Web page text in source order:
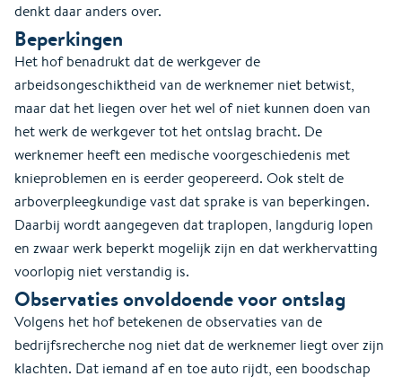
denkt daar anders over.
Beperkingen
Het hof benadrukt dat de werkgever de
arbeidsongeschiktheid van de werknemer niet betwist,
maar dat het liegen over het wel of niet kunnen doen van
het werk de werkgever tot het ontslag bracht. De
werknemer heeft een medische voorgeschiedenis met
knieproblemen en is eerder geopereerd. Ook stelt de
arboverpleegkundige vast dat sprake is van beperkingen.
Daarbij wordt aangegeven dat traplopen, langdurig lopen
en zwaar werk beperkt mogelijk zijn en dat werkhervatting
voorlopig niet verstandig is.
Observaties onvoldoende voor ontslag
Volgens het hof betekenen de observaties van de
bedrijfsrecherche nog niet dat de werknemer liegt over zijn
klachten. Dat iemand af en toe auto rijdt, een boodschap